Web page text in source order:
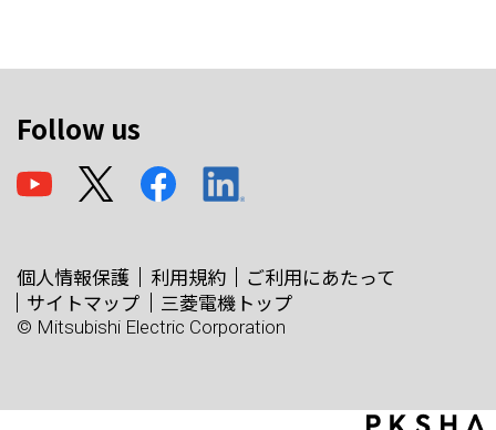
Follow us
個人情報保護 利用規約
ご利用にあたって
サイトマップ
三菱電機トップ
© Mitsubishi Electric Corporation